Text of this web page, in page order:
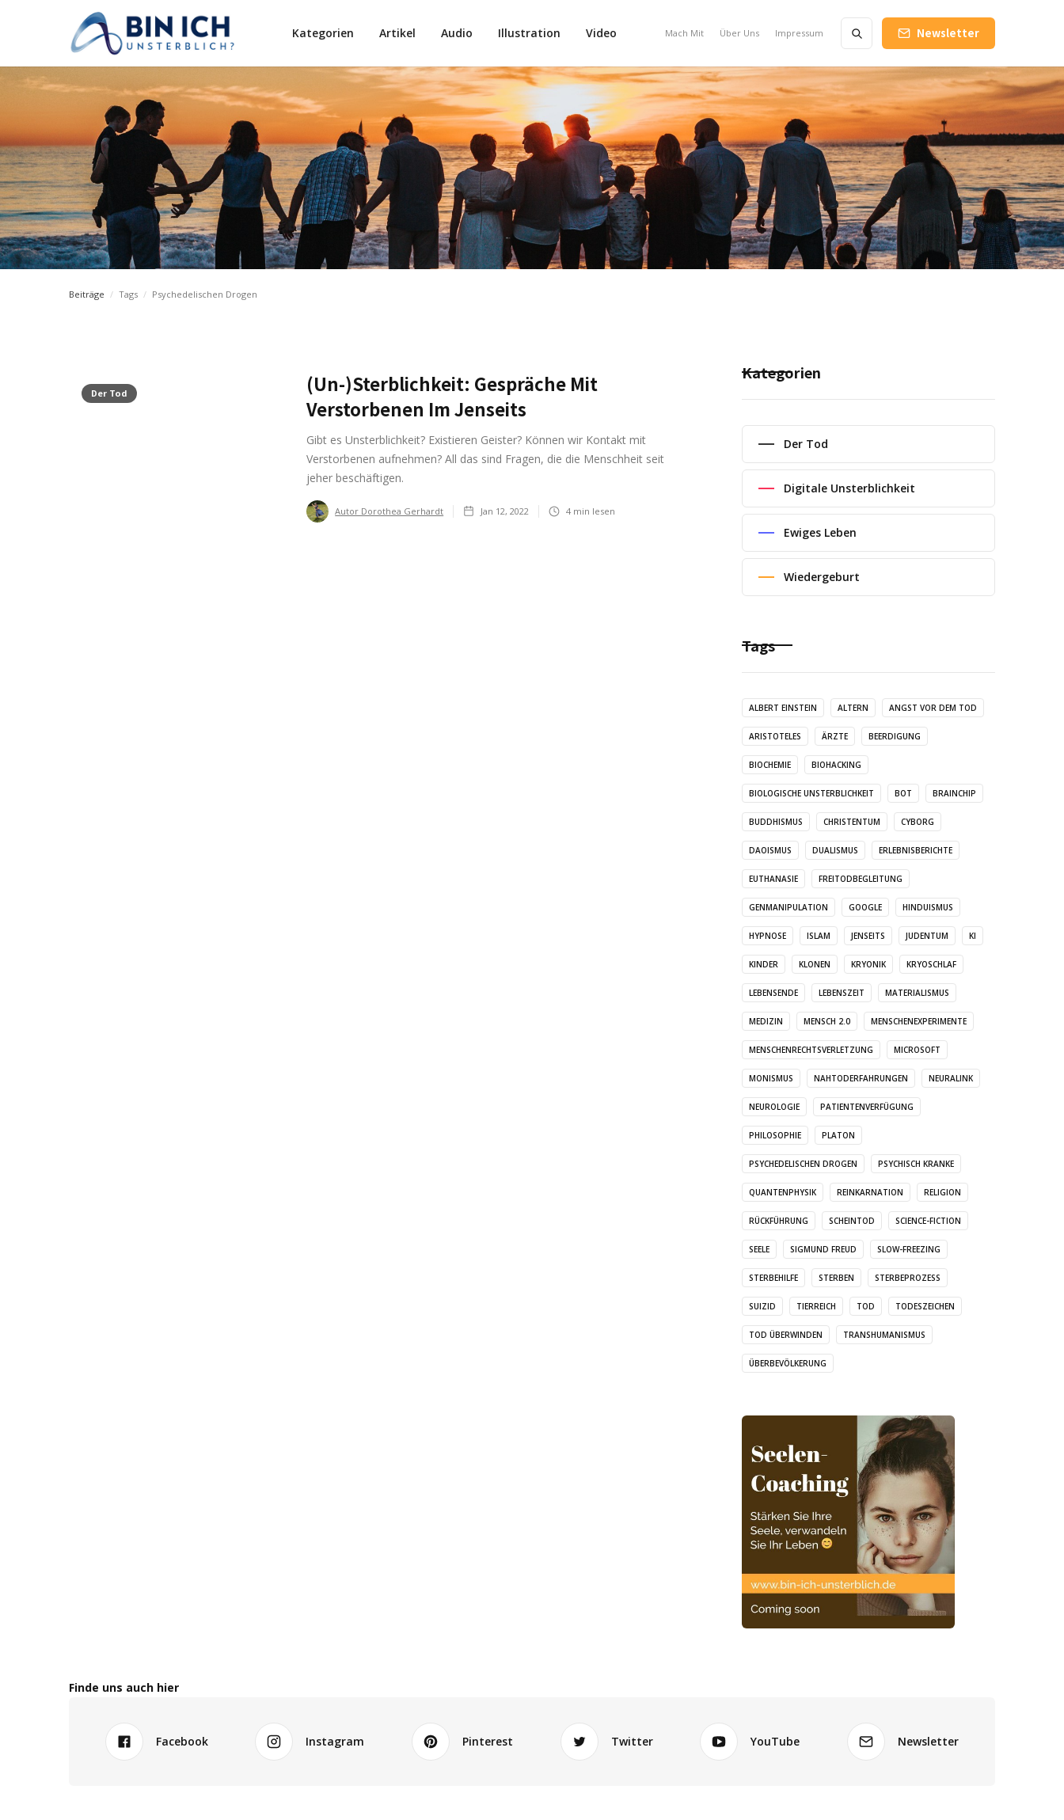
Kategorien Artikel Audio Illustration Video Mach Mit Über Uns Impressum Newsletter
Beiträge / Tags / Psychedelischen Drogen
Der Tod
(Un-)Sterblichkeit: Gespräche Mit
Verstorbenen Im Jenseits
Gibt es Unsterblichkeit? Existieren Geister? Können wir Kontakt mit
Verstorbenen aufnehmen? All das sind Fragen, die die Menschheit seit
jeher beschäftigen.
Autor Dorothea Gerhardt Jan 12, 2022 4 min lesen
Kategorien
Der Tod
Digitale Unsterblichkeit
Ewiges Leben
Wiedergeburt
Tags
ALBERT EINSTEIN ALTERN ANGST VOR DEM TOD
ARISTOTELES ÄRZTE BEERDIGUNG
BIOCHEMIE BIOHACKING
BIOLOGISCHE UNSTERBLICHKEIT BOT BRAINCHIP
BUDDHISMUS CHRISTENTUM CYBORG
DAOISMUS DUALISMUS ERLEBNISBERICHTE
EUTHANASIE FREITODBEGLEITUNG
GENMANIPULATION GOOGLE HINDUISMUS
HYPNOSE ISLAM JENSEITS JUDENTUM KI
KINDER KLONEN KRYONIK KRYOSCHLAF
LEBENSENDE LEBENSZEIT MATERIALISMUS
MEDIZIN MENSCH 2.0 MENSCHENEXPERIMENTE
MENSCHENRECHTSVERLETZUNG MICROSOFT
MONISMUS NAHTODERFAHRUNGEN NEURALINK
NEUROLOGIE PATIENTENVERFÜGUNG
PHILOSOPHIE PLATON
PSYCHEDELISCHEN DROGEN PSYCHISCH KRANKE
QUANTENPHYSIK REINKARNATION RELIGION
RÜCKFÜHRUNG SCHEINTOD SCIENCE-FICTION
SEELE SIGMUND FREUD SLOW-FREEZING
STERBEHILFE STERBEN STERBEPROZESS
SUIZID TIERREICH TOD TODESZEICHEN
TOD ÜBERWINDEN TRANSHUMANISMUS
ÜBERBEVÖLKERUNG
Finde uns auch hier
Facebook Instagram Pinterest Twitter YouTube Newsletter